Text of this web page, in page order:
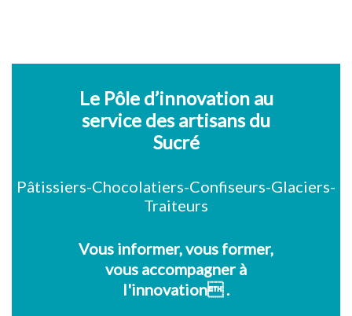
Le Pôle d’innovation au
service des artisans du
Sucré
Pâtissiers-Chocolatiers-Confiseurs-Glaciers-
Traiteurs
Vous informer, vous former,
vous accompagner à
l'innovation .